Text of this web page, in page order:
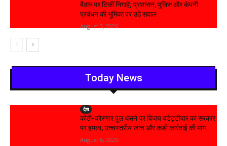
बैठक पर टिकीं निगाहें; प्रशासन, पुलिस और कंपनी
प्रबंधन की भूमिका पर उठे सवाल
August 3, 2026
Today News
देश
कोठी-कोरणार पुल धंसने पर विजय वडेट्टीवार का सरकार
पर हमला, उच्चस्तरीय जांच और कड़ी कार्रवाई की मांग
August 6, 2026